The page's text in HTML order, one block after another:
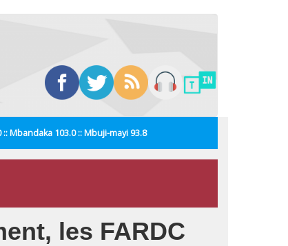
Mbandaka 103.0 :: Mbuji-mayi 93.8
les FARDC